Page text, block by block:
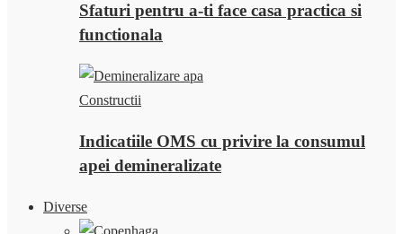
Sfaturi pentru a-ti face casa practica si
functionala
Constructii
Indicatiile OMS cu privire la consumul
apei demineralizate
Diverse